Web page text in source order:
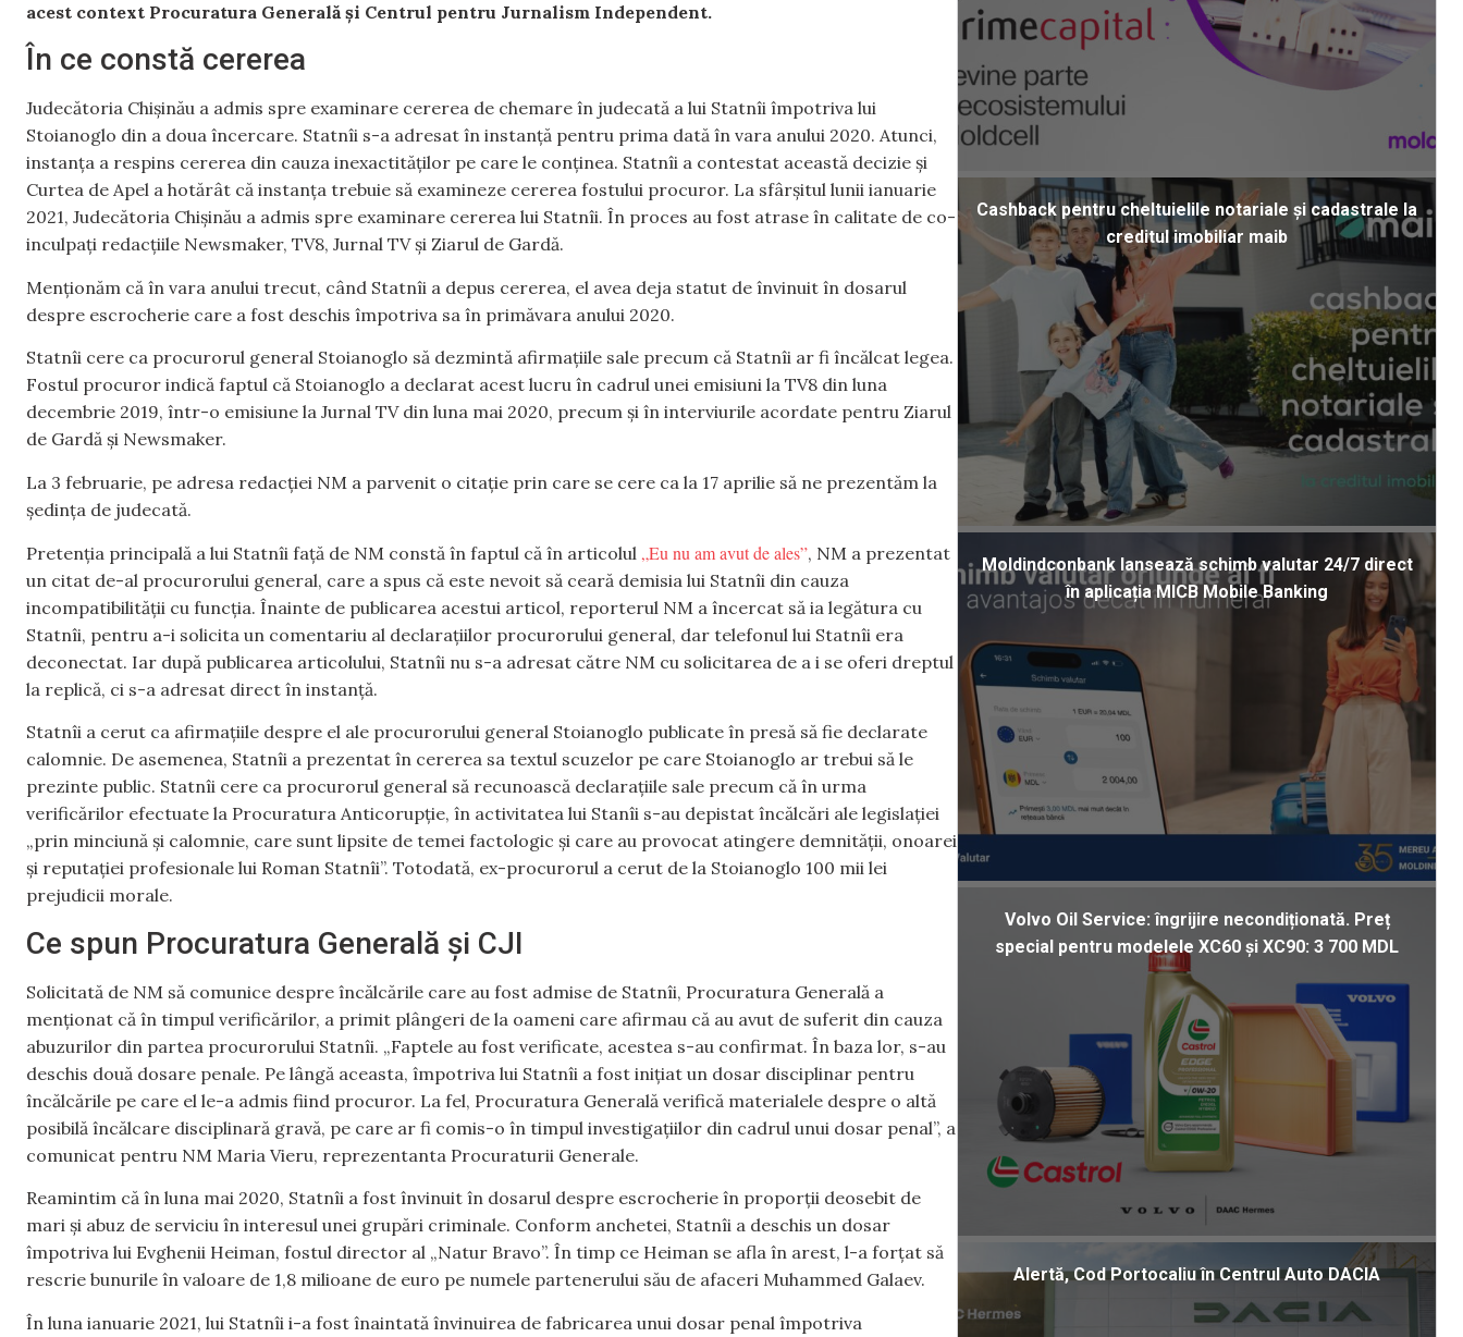
acest context Procuratura Generală și Centrul pentru Jurnalism Independent.
În ce constă cererea
Judecătoria Chișinău a admis spre examinare cererea de chemare în judecată a lui Statnîi împotriva lui
Stoianoglo din a doua încercare. Statnîi s-a adresat în instanță pentru prima dată în vara anului 2020. Atunci,
instanța a respins cererea din cauza inexactităților pe care le conținea. Statnîi a contestat această decizie și
Curtea de Apel a hotărât că instanța trebuie să examineze cererea fostului procuror. La sfârșitul lunii ianuarie
2021, Judecătoria Chișinău a admis spre examinare cererea lui Statnîi. În proces au fost atrase în calitate de co-
inculpați redacțiile Newsmaker, TV8, Jurnal TV și Ziarul de Gardă.
Menționăm că în vara anului trecut, când Statnîi a depus cererea, el avea deja statut de învinuit în dosarul
despre escrocherie care a fost deschis împotriva sa în primăvara anului 2020.
Statnîi cere ca procurorul general Stoianoglo să dezmintă afirmațiile sale precum că Statnîi ar fi încălcat legea.
Fostul procuror indică faptul că Stoianoglo a declarat acest lucru în cadrul unei emisiuni la TV8 din luna
decembrie 2019, într-o emisiune la Jurnal TV din luna mai 2020, precum și în interviurile acordate pentru Ziarul
de Gardă și Newsmaker.
La 3 februarie, pe adresa redacției NM a parvenit o citație prin care se cere ca la 17 aprilie să ne prezentăm la
ședința de judecată.
Pretenția principală a lui Statnîi față de NM constă în faptul că în articolul „Eu nu am avut de ales”, NM a prezentat
un citat de-al procurorului general, care a spus că este nevoit să ceară demisia lui Statnîi din cauza
incompatibilității cu funcția. Înainte de publicarea acestui articol, reporterul NM a încercat să ia legătura cu
Statnîi, pentru a-i solicita un comentariu al declarațiilor procurorului general, dar telefonul lui Statnîi era
deconectat. Iar după publicarea articolului, Statnîi nu s-a adresat către NM cu solicitarea de a i se oferi dreptul
la replică, ci s-a adresat direct în instanță.
Statnîi a cerut ca afirmațiile despre el ale procurorului general Stoianoglo publicate în presă să fie declarate
calomnie. De asemenea, Statnîi a prezentat în cererea sa textul scuzelor pe care Stoianoglo ar trebui să le
prezinte public. Statnîi cere ca procurorul general să recunoască declarațiile sale precum că în urma
verificărilor efectuate la Procuratura Anticorupție, în activitatea lui Stanîi s-au depistat încălcări ale legislației
„prin minciună și calomnie, care sunt lipsite de temei factologic și care au provocat atingere demnității, onoarei
și reputației profesionale lui Roman Statnîi”. Totodată, ex-procurorul a cerut de la Stoianoglo 100 mii lei
prejudicii morale.
Ce spun Procuratura Generală și CJI
Solicitată de NM să comunice despre încălcările care au fost admise de Statnîi, Procuratura Generală a
menționat că în timpul verificărilor, a primit plângeri de la oameni care afirmau că au avut de suferit din cauza
abuzurilor din partea procurorului Statnîi. „Faptele au fost verificate, acestea s-au confirmat. În baza lor, s-au
deschis două dosare penale. Pe lângă aceasta, împotriva lui Statnîi a fost inițiat un dosar disciplinar pentru
încălcările pe care el le-a admis fiind procuror. La fel, Procuratura Generală verifică materialele despre o altă
posibilă încălcare disciplinară gravă, pe care ar fi comis-o în timpul investigațiilor din cadrul unui dosar penal”, a
comunicat pentru NM Maria Vieru, reprezentanta Procuraturii Generale.
Reamintim că în luna mai 2020, Statnîi a fost învinuit în dosarul despre escrocherie în proporții deosebit de
mari și abuz de serviciu în interesul unei grupări criminale. Conform anchetei, Statnîi a deschis un dosar
împotriva lui Evghenii Heiman, fostul director al „Natur Bravo”. În timp ce Heiman se afla în arest, l-a forțat să
rescrie bunurile în valoare de 1,8 milioane de euro pe numele partenerului său de afaceri Muhammed Galaev.
În luna ianuarie 2021, lui Statnîi i-a fost înaintată învinuirea de fabricarea unui dosar penal împotriva
Cashback pentru cheltuielile notariale și cadastrale la
creditul imobiliar maib
Moldindconbank lansează schimb valutar 24/7 direct
în aplicația MICB Mobile Banking
Volvo Oil Service: îngrijire necondiționată. Preț
special pentru modelele XC60 și XC90: 3 700 MDL
Alertă, Cod Portocaliu în Centrul Auto DACIA